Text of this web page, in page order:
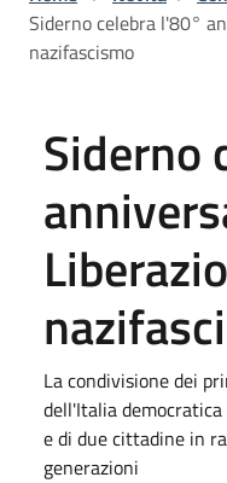
Siderno celebra l'80°
nazifascismo
Siderno
La condivisione dei
dell'Italia
e di due cittadine in
generazioni